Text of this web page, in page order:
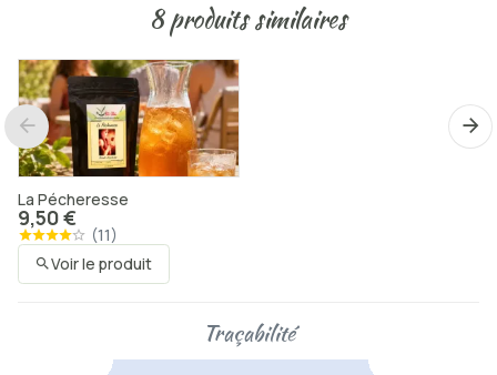
9,50 €
(
Voir le produit
Ma douce Yasmine
9,50 €
8 produits similaires
La Pécheresse
9,50 €
(11)
Voir le produit
Traçabilité